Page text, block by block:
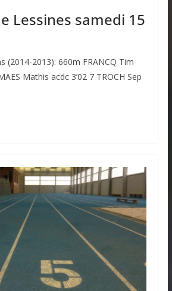
Lessines samedi 15
(2014-2013): 660m FRANCQ Tim
Mathis acdc 3’02 7 TROCH Sep